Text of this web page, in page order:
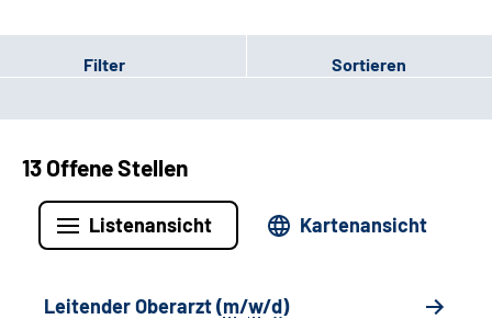
Filter Sortieren
13 Offene Stellen
Listenansicht Kartenansicht
Leitender Oberarzt (m/w/d)